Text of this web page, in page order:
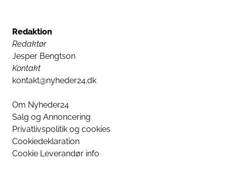
Redaktion
Redaktør
Jesper Bengtson
Kontakt
kontakt@nyheder24.dk
Om Nyheder24
Salg og Annoncering
Privatlivspolitik og cookies
Cookiedeklaration
Cookie Leverandør info